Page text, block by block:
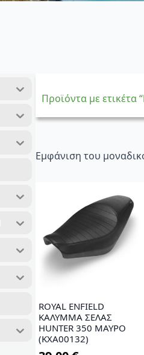
Προϊόντα με ετικέτα
Εμφάνιση του
ROYAL ENFIELD
ΚΑΛΥΜΜΑ ΣΕΛΑΣ
HUNTER 350 ΜΑΥΡΟ
(KXA00132)